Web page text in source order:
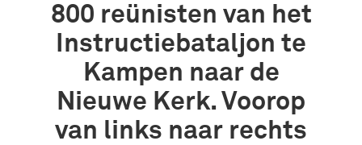
800 reünisten van het
Instructiebataljon te
Kampen naar de
Nieuwe Kerk. Voorop
van links naar rechts